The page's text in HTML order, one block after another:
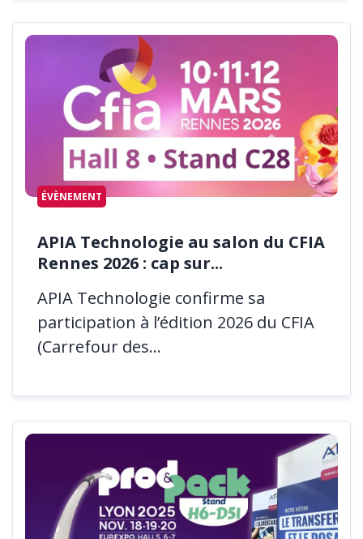
ÉVÈNEMENT
APIA Technologie au salon du CFIA
Rennes 2026 : cap sur...
APIA Technologie confirme sa
participation à l’édition 2026 du CFIA
(Carrefour des...